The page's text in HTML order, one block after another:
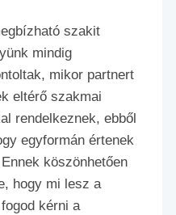
szakit
mindig
mikor partnert
eltérő szakmai
rendelkeznek, ebből
egyformán értenek
köszönhetően
hogy mi lesz a
kérni a